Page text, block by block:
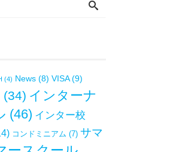
(4) News (8) VISA(9)
(34) インターナ
(46) インター校
コンドミニアム (7) サマ